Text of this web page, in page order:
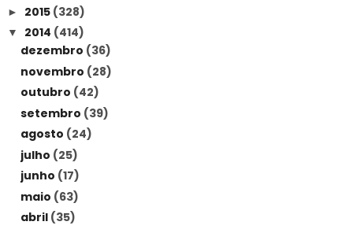
► 2015 (328)
▼ 2014 (414)
dezembro (36)
novembro (28)
outubro (42)
setembro (39)
agosto (24)
julho (25)
junho (17)
maio (63)
abril (35)